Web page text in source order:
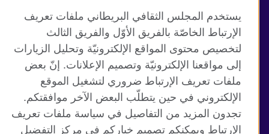
Instagram RSS
TikTok
موقع المجلس الثقافي البريطاني العالمي
الخصوصية وشروط الاستخدام
يستخدم المجلس الثقافي البريطاني ملفات تعريف
الإرتباط الخاصّة بالفريق الأوّل والفريق الثالث
لتخصيص محتوى المواقع الإلكترونيّة وتحليل الزيارات
إلى مواقعنا الإلكترونيّة وتصميم الإعلانات. إنّ بعض
ملفات تعريف الإرتباط ضروري لتشغيل الموقع
الإلكتروني في حين يتطلّب البعض الآخر موافقتكم.
تجدون المزيد من التفاصيل في سياسة ملفات تعريف
الإرتباط ويمكنكم تصميم خياركم في مركز التفضيل